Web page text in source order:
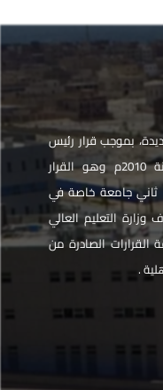
بموجب قرار رئيس
جمهورية مصر العربية رقم 91 لسنة 2010م وهو القرار
ثاني جامعة خاصة في
التعليم العالي
القرارات الصادرة من
.